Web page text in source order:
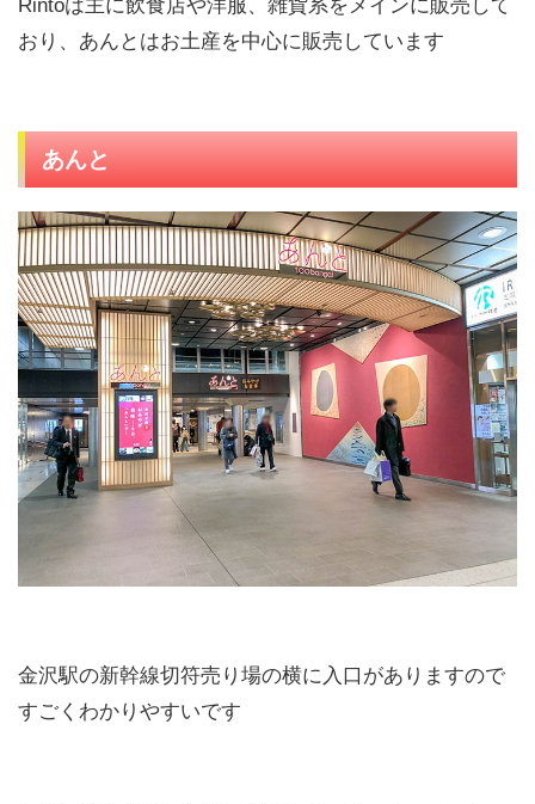
Rintoは主に飲食店や洋服、雑貨系をメインに販売して
おり、あんとはお土産を中心に販売しています
あんと
金沢駅の新幹線切符売り場の横に入口がありますので
すごくわかりやすいです